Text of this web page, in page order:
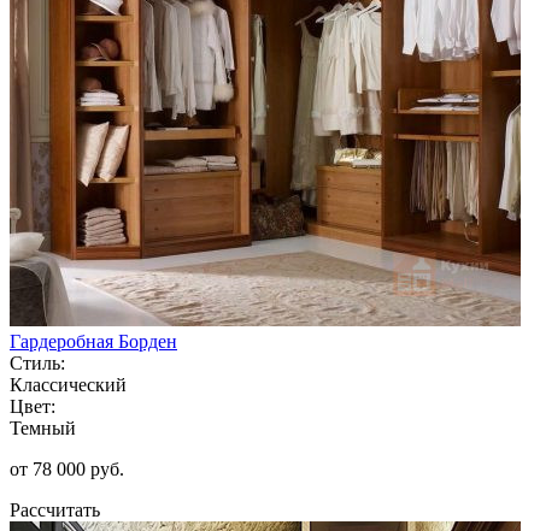
Гардеробная Борден
Стиль:
Классический
Цвет:
Темный
от 78 000 руб.
Рассчитать